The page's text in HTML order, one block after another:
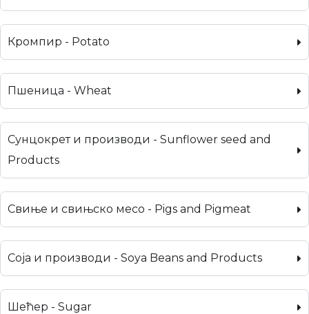
Кромпир - Potato
Пшеница - Wheat
Сунцокрет и производи - Sunflower seed and
Products
Свиње и свињско месо - Pigs and Pigmeat
Соја и производи - Soya Beans and Products
Шећер - Sugar